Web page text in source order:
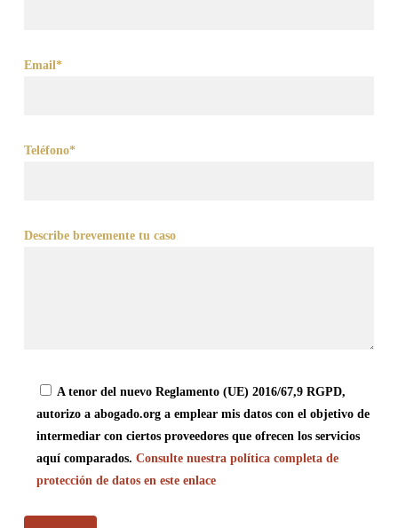
Email*
Teléfono*
Describe brevemente tu caso
A tenor del nuevo Reglamento (UE) 2016/67,9 RGPD,
autorizo a abogado.org a emplear mis datos con el objetivo de
intermediar con ciertos proveedores que ofrecen los servicios
aquí comparados. Consulte nuestra política completa de
protección de datos en este enlace